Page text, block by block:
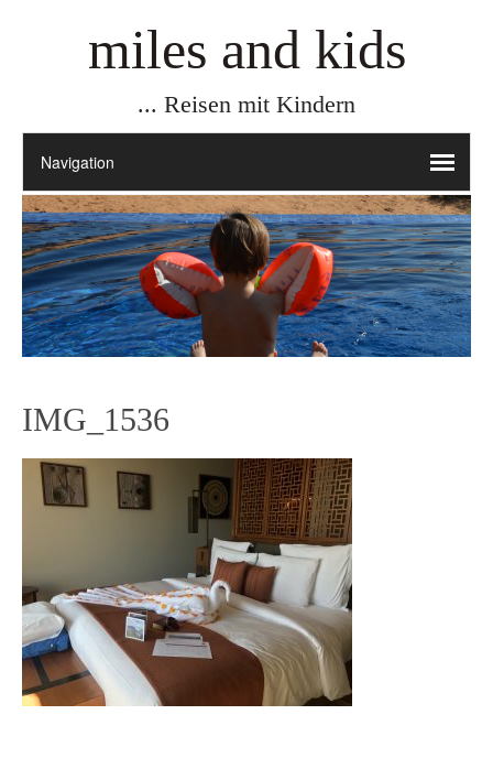
miles and kids
... Reisen mit Kindern
IMG_1536